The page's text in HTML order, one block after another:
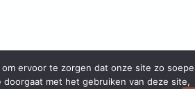
ervoor te zorgen dat onze site zo
doorgaat met het gebruiken van deze site,